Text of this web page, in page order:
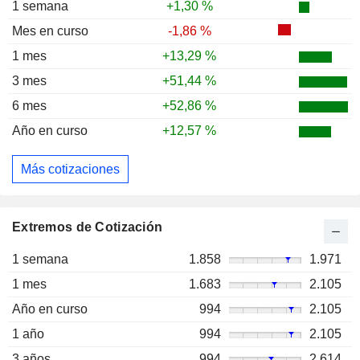
1 semana
+1,30 %
Mes en curso
-1,86 %
1 mes
+13,29 %
3 mes
+51,44 %
6 mes
+52,86 %
Año en curso
+12,57 %
Más cotizaciones
Extremos de Cotización
1 semana 1.858
1.971
1 mes
1.683
2.105
Año en curso
994
2.105
1 año
994
2.105